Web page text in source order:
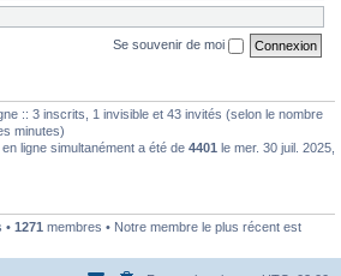
Se souvenir de moi
:: 3 inscrits, 1 invisible et 43 invités (selon le nombre
minutes)
ligne simultanément a été de 4401 le mer. 30 juil. 2025,
• 1271 membres • Notre membre le plus récent est